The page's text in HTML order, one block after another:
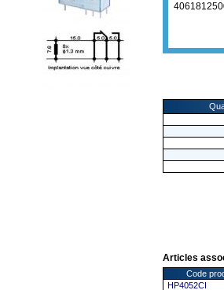
Articles
Code
HP4052CI